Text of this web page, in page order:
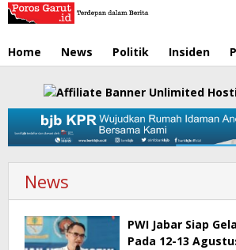
Lewati
ke
Home News Politik Insiden
News
PWI Jabar Siap
Pada 12-13